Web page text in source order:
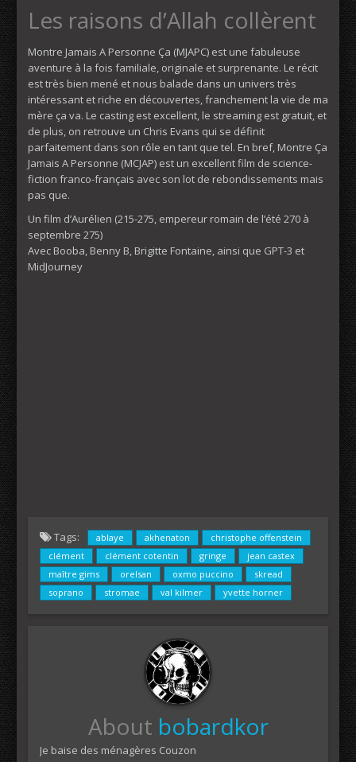
Les raisons d’Allah collèrent
Montre Jamais A Personne Ça (MJAPC) est une fabuleuse
aventure à la fois familiale, originale et surprenante. Le récit
est très bien mené et nous balade dans un univers très
intéressant et riche en découvertes, franchement la vie de ma
mère ça va. Le casting est excellent, le streaming est gratuit, et
de plus, on retrouve un Chris Evans qui se définit
parfaitement dans son rôle en tant que tel. En bref, Montre Ça
Jamais A Personne (MCJAP) est un excellent film de science-
fiction franco-français avec son lot de rebondissements mais
pas que.
Un film d’Aurélien (215-275, empereur romain de l’été 270 à
septembre 275)
Avec Booba, Benny B, Brigitte Fontaine, ainsi que GPT-3 et
MidJourney
Tags: ablaye akhenaton
christophe offenstein
clément
clément cotentin gringe
jean castex
maître gims
orelsan oxmo puccino
skread
soprano
stromae val kilmer yvette horner
About bobardkor
Je baise des ménagères Couzon